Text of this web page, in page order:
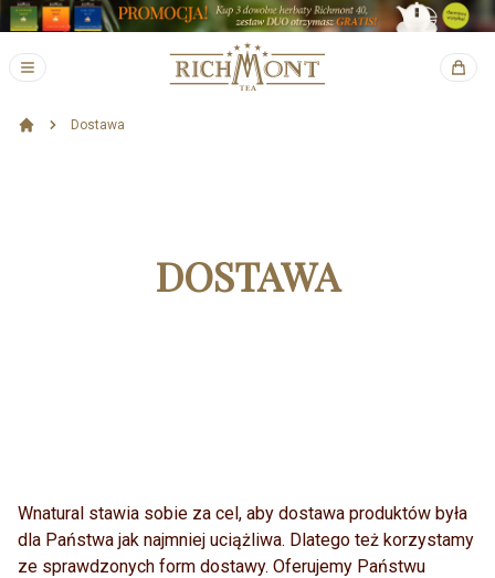
Dostawa
DOSTAWA
Wnatural stawia sobie za cel, aby dostawa produktów była
dla Państwa jak najmniej uciążliwa. Dlatego też korzystamy
ze sprawdzonych form dostawy. Oferujemy Państwu